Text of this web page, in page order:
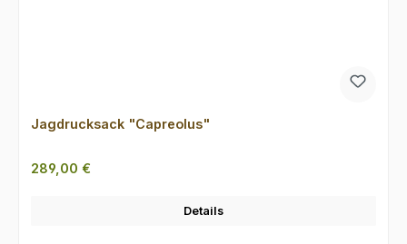
Jagdrucksack "Capreolus"
Regulärer Preis:
289,00 €
Details